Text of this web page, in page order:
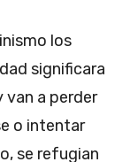
los
significara
van a perder
o intentar
se refugian